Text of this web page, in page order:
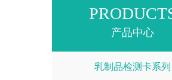
产品中心
乳制品检测卡系列